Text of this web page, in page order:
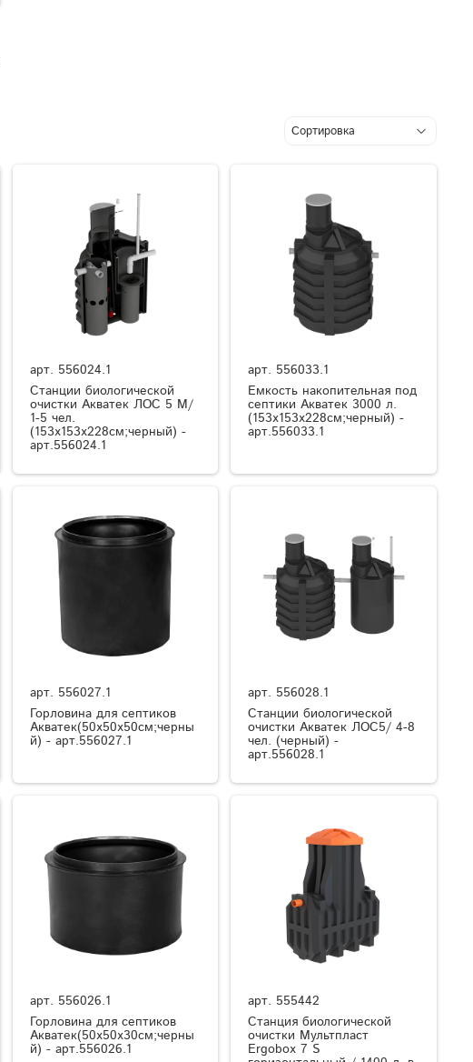
арт. 556024.1
Станции биологической
очистки Акватек ЛОС 5 М/
1-5 чел.
(153x153x228см;черный) -
арт.556024.1
арт. 556033.1
Емкость накопительная под
септики Акватек 3000 л.
(153x153x228см;черный) -
арт.556033.1
арт. 556027.1
Горловина для септиков
Акватек(50x50x50см;черны
й) - арт.556027.1
арт. 556028.1
Станции биологической
очистки Акватек ЛОС5/ 4-8
чел. (черный) -
арт.556028.1
арт. 556026.1
Горловина для септиков
Акватек(50x50x30см;черны
й) - арт.556026.1
арт. 555442
Станция биологической
очистки Мультпласт
Ergobox 7 S